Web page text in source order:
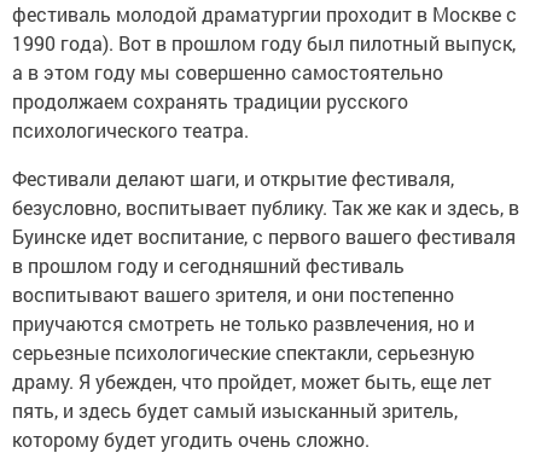
фестиваль молодой драматургии проходит в Москве с
1990 года). Вот в прошлом году был пилотный выпуск,
а в этом году мы совершенно самостоятельно
продолжаем сохранять традиции русского
психологического театра.
Фестивали делают шаги, и открытие фестиваля,
безусловно, воспитывает публику. Так же как и здесь, в
Буинске идет воспитание, с первого вашего фестиваля
в прошлом году и сегодняшний фестиваль
воспитывают вашего зрителя, и они постепенно
приучаются смотреть не только развлечения, но и
серьезные психологические спектакли, серьезную
драму. Я убежден, что пройдет, может быть, еще лет
пять, и здесь будет самый изысканный зритель,
которому будет угодить очень сложно.